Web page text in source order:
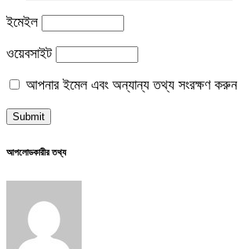
ইমেইল
ওয়েবসাইট
আপনার ইমেল এবং অন্যান্য তথ্য সংরক্ষণ করুন
আপলোডকারীর তথ্য